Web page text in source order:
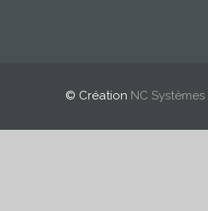
© Création NC Systèmes